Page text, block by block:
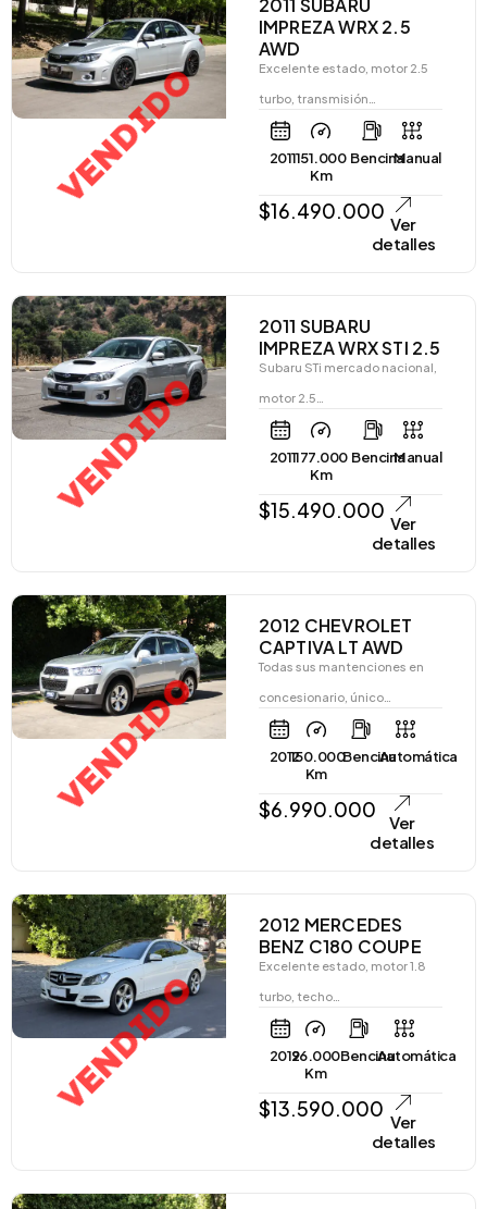
VENDIDO
2011 SUBARU
IMPREZA WRX 2.5
AWD
Excelente estado, motor 2.5
turbo, transmisión…
2011151.000
Km
BencinaManual
$16.490.000
Ver
detalles
VENDIDO
2011 SUBARU
IMPREZA WRX STI 2.5
Subaru STi mercado nacional,
motor 2.5…
2011177.000
Km
BencinaManual
$15.490.000
Ver
detalles
VENDIDO
2012 CHEVROLET
CAPTIVA LT AWD
Todas sus mantenciones en
concesionario, único…
2012150.000
Km
BencinaAutomática
$6.990.000
Ver
detalles
VENDIDO
2012 MERCEDES
BENZ C180 COUPE
Excelente estado, motor 1.8
turbo, techo…
201296.000
Km
BencinaAutomática
$13.590.000
Ver
detalles